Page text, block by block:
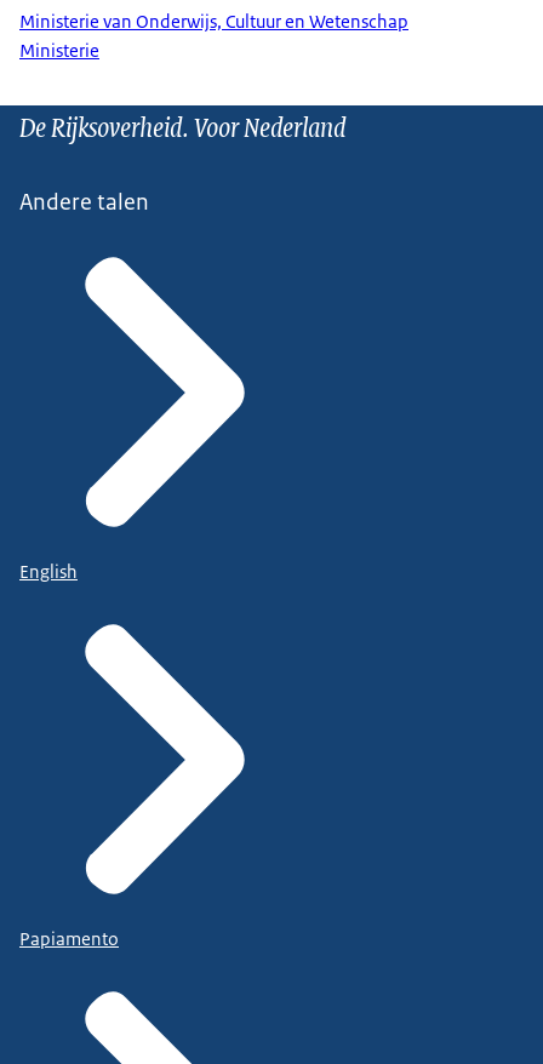
Ministerie van Onderwijs, Cultuur en Wetenschap
Ministerie
De Rijksoverheid. Voor Nederland
Andere talen
English
Papiamento